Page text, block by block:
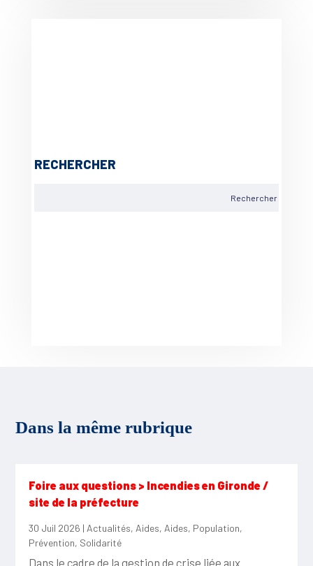
RECHERCHER
Dans la même rubrique
Foire aux questions > Incendies en Gironde /
site de la préfecture
30 Juil 2026 | Actualités, Aides, Aides, Population,
Prévention, Solidarité
Dans le cadre de la gestion de crise liée aux